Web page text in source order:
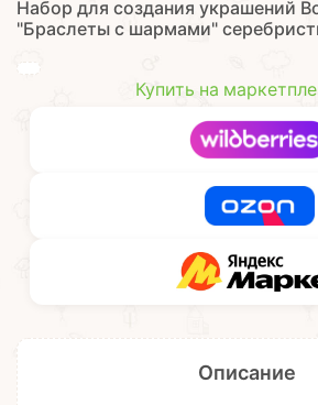
Набор для создания украшений
"Браслеты с шармами"
Купить на
Описание